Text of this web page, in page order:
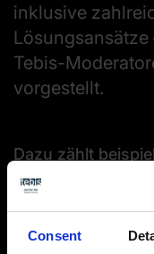
Consent
inklusive
Tebis-
vorgestellt.
Dazu zählt
Wie Ihre
Polier- oder